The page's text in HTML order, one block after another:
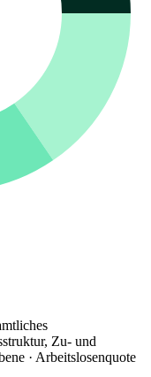
Zu- und
· Arbeitslosenquote